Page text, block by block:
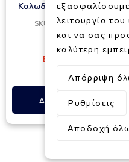
Καλωδίων Επικοινωνίας 3
σε 1 HMPC1468P INGCO
SKU: 014000031468
11,00€
Εξαντλημένο
Δες Περισσότερα
λειτουργία
και να σας
καλύτερη
Απόρριψη
Ρυθμίσεις
Αποδοχή